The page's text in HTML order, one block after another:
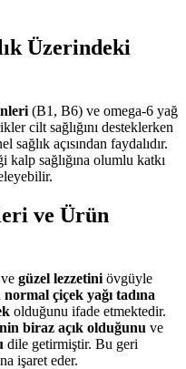
Üzerindeki
(B1, B6) ve omega-6 yağ
cilt sağlığını desteklerken
sağlık açısından faydalıdır.
sağlığına olumlu katkı
ve Ürün
ve güzel lezzetini övgüyle
normal çiçek yağı tadına
olduğunu ifade etmektedir.
biraz açık olduğunu ve
dile getirmiştir. Bu geri
işaret eder.